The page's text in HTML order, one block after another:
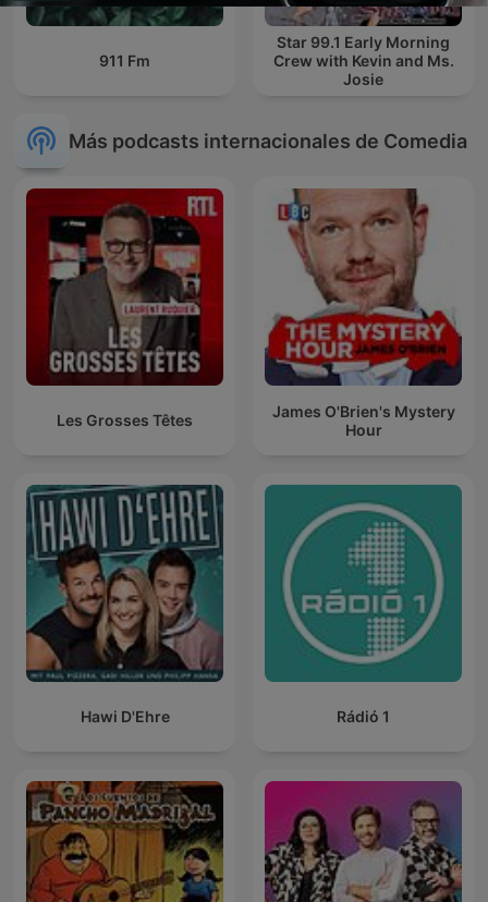
911 Fm
Star 99.1 Early Morning
Crew with Kevin and Ms.
Josie
Más podcasts internacionales de Comedia
Les Grosses Têtes
James O'Brien's Mystery
Hour
Hawi D'Ehre Rádió 1